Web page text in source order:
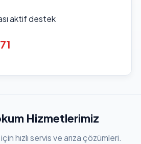
aktif destek
Hizmetlerimiz
hızlı servis ve arıza çözümleri.